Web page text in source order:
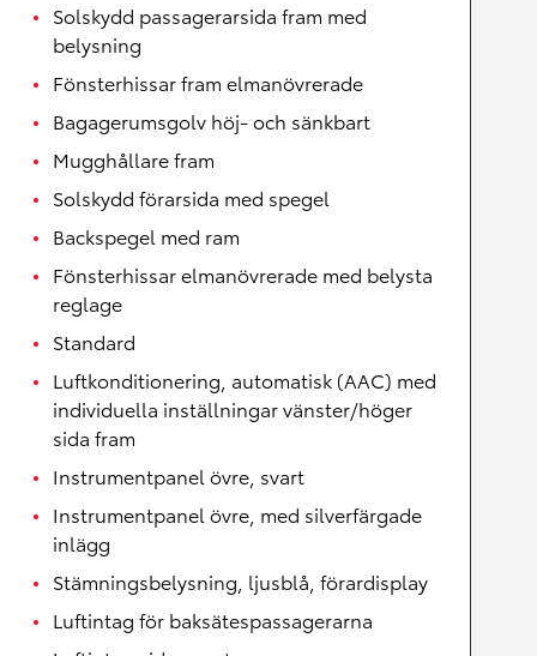
Solskydd passagerarsida fram med
belysning
Fönsterhissar fram elmanövrerade
Bagagerumsgolv höj- och sänkbart
Mugghållare fram
Solskydd förarsida med spegel
Backspegel med ram
Fönsterhissar elmanövrerade med belysta
reglage
Standard
Luftkonditionering, automatisk (AAC) med
individuella inställningar vänster/höger
sida fram
Instrumentpanel övre, svart
Instrumentpanel övre, med silverfärgade
inlägg
Stämningsbelysning, ljusblå, förardisplay
Luftintag för baksätespassagerarna